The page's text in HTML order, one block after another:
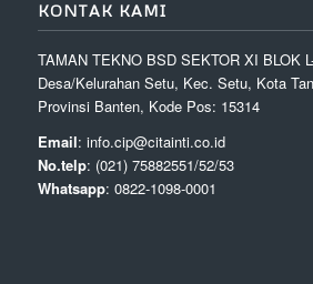
KONTAK KAMI
TAMAN TEKNO BSD SEKTOR XI BLOK
Desa/Kelurahan Setu, Kec. Setu, Kota
Provinsi Banten, Kode Pos: 15314
Email: info.cip@citainti.co.id
No.telp: (021) 75882551/52/53
Whatsapp: 0822-1098-0001